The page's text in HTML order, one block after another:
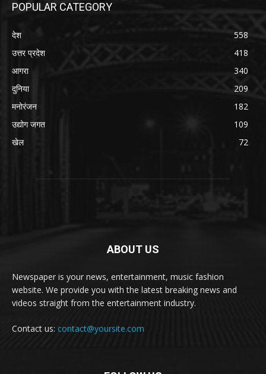
POPULAR CATEGORY
देश
558
उत्तर प्रदेश
418
आगरा
340
दुनिया
209
मनोरंजन
182
उद्योग जगत
109
खेल
72
ABOUT US
Newspaper is your news, entertainment, music fashion
website. We provide you with the latest breaking news and
videos straight from the entertainment industry.
Contact us: contact@yoursite.com